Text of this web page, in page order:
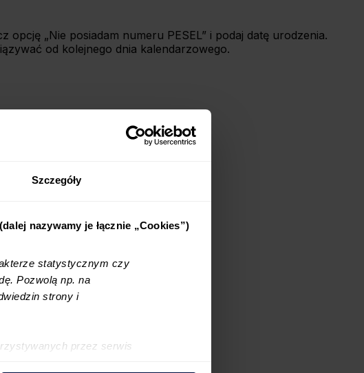
Szczegóły
nazywamy je łącznie „Cookies”)
statystycznym czy
Pozwolą np. na
strony i
przez serwis
„Nie posiadam numeru PESEL” i podaj datę urodzenia.
od kolejnego dnia kalendarzowego.
minut.